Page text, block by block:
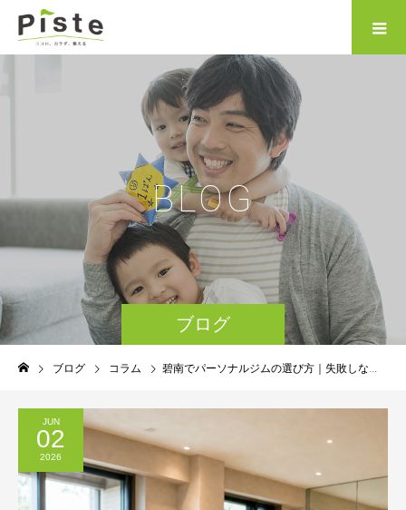
ブログ
BLOG
ブログ コラム 碧南でパーソナルジムの選び方｜失敗しない5つのポイント
JUN
02
2026